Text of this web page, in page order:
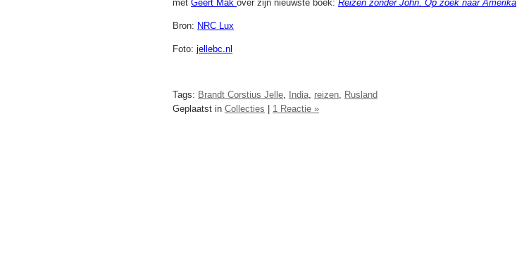
met Geert Mak over zijn nieuwste boek: Reizen zonder John. Op zoek naar Amerika
Bron: NRC Lux
Foto: jellebc.nl
Tags: Brandt Corstius Jelle, India, reizen, Rusland
Geplaatst in Collecties 1 Reactie »